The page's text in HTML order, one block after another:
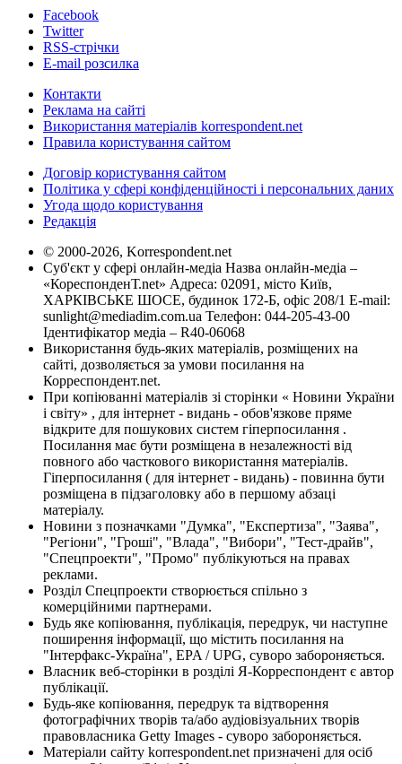
Facebook
Twitter
RSS-стрічки
E-mail розсилка
Контакти
Реклама на сайті
Використання матеріалів korrespondent.net
Правила користування сайтом
Договір користування сайтом
Політика у сфері конфіденційності і персональних даних
Угода щодо користування
Редакція
© 2000-2026, Korrespondent.net
Суб'єкт у сфері онлайн-медіа Назва онлайн-медіа –
«КореспонденТ.net» Адреса: 02091, місто Київ,
ХАРКІВСЬКЕ ШОСЕ, будинок 172-Б, офіс 208/1 E-mail:
sunlight@mediadim.com.ua Телефон: 044-205-43-00
Ідентифікатор медіа – R40-06068
Використання будь-яких матеріалів, розміщених на
сайті, дозволяється за умови посилання на
Корреспондент.net.
При копіюванні матеріалів зі сторінки « Новини України
і світу» , для інтернет - видань - обов'язкове пряме
відкрите для пошукових систем гіперпосилання .
Посилання має бути розміщена в незалежності від
повного або часткового використання матеріалів.
Гіперпосилання ( для інтернет - видань) - повинна бути
розміщена в підзаголовку або в першому абзаці
матеріалу.
Новини з позначками "Думка", "Експертиза", "Заява",
"Регіони", "Гроші", "Влада", "Вибори", "Тест-драйв",
"Спецпроекти", "Промо" публікуються на правах
реклами.
Розділ Спецпроекти створюється спільно з
комерційними партнерами.
Будь яке копіювання, публікація, передрук, чи наступне
поширення інформації, що містить посилання на
"Інтерфакс-Україна", EPA / UPG, суворо забороняється.
Власник веб-сторінки в розділі Я-Корреспондент є автор
публікації.
Будь-яке копіювання, передрук та відтворення
фотографічних творів та/або аудіовізуальних творів
правовласника Getty Images - суворо забороняється.
Матеріали сайту korrespondent.net призначені для осіб